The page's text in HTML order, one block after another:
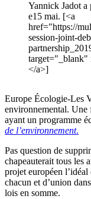
Yannick Jadot a
e15 mai. [<a
href="https://
session-joint-
target="_blank"
</a>]
Europe Écologie-Les
environnemental. Une
ayant un programme
de l’environnement.
Pas question de
chapeauterait tous les
projet européen
chacun et d’union
lois en somme.